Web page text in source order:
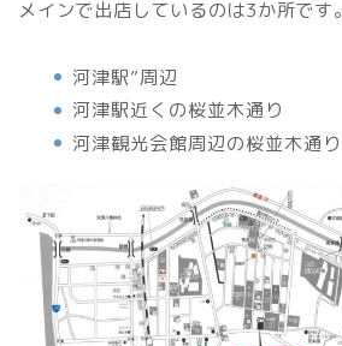
メインで出店しているのは3か所です。
河津駅”周辺
河津駅近くの桜並木通り
河津観光会館周辺の桜並木通り